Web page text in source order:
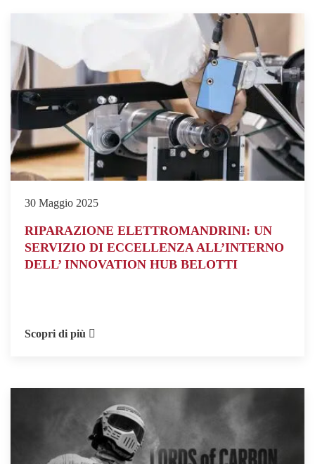
30 Maggio 2025
RIPARAZIONE ELETTROMANDRINI: UN
SERVIZIO DI ECCELLENZA ALL’INTERNO
DELL’ INNOVATION HUB BELOTTI
Scopri di più